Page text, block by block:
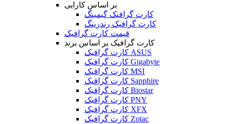
بر اساس کارایی
کارت گرافیک گیمینگ
کارت گرافیک رندرینگ
قیمت کارت گرافیک
کارت گرافیک بر اساس برند
کارت گرافیک ASUS
کارت گرافیک Gigabyte
کارت گرافیک MSI
کارت گرافیک Sapphire
کارت گرافیک Biostar
کارت گرافیک PNY
کارت گرافیک XFX
کارت گرافیک Zotac